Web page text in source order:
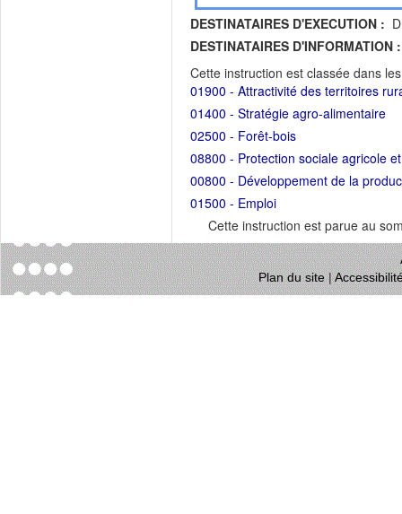
DESTINATAIRES D'EXECUTION :
DESTINATAIRES D'INFORMATION :
Cette instruction est classée dans
01900 - Attractivité des territoires
01400 - Stratégie agro-alimentaire
02500 - Forêt-bois
08800 - Protection sociale agricole
00800 - Développement de la
01500 - Emploi
Cette instruction est parue au
Plan du site|